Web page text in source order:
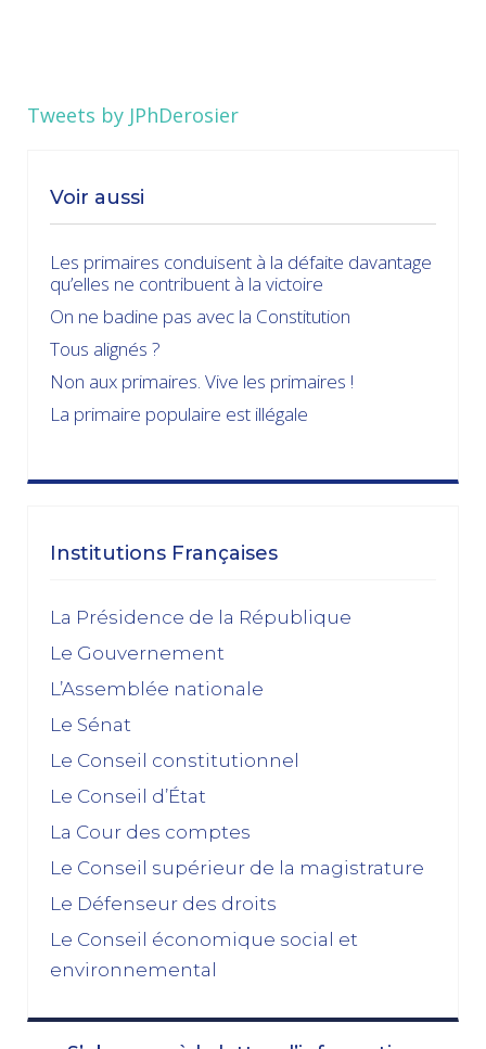
Tweets by JPhDerosier
Voir aussi
Les primaires conduisent à la défaite davantage
qu’elles ne contribuent à la victoire
On ne badine pas avec la Constitution
Tous alignés ?
Non aux primaires. Vive les primaires !
La primaire populaire est illégale
Institutions Françaises
La Présidence de la République
Le Gouvernement
L’Assemblée nationale
Le Sénat
Le Conseil constitutionnel
Le Conseil d’État
La Cour des comptes
Le Conseil supérieur de la magistrature
Le Défenseur des droits
Le Conseil économique social et
environnemental